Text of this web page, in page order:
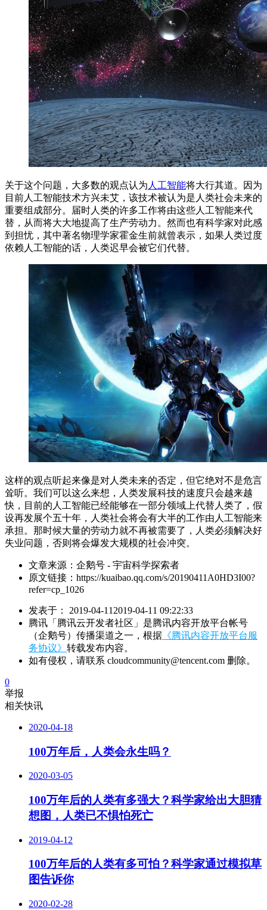
关于这个问题，大多数的观点认为 人工智能将大行其道。因为
目前人工智能技术方兴未艾，该技术被认为是人类社会未来的
重要组成部分。届时人类的许多工作将由这些人工智能来代
替，从而将大大地提高了生产劳动力。然而也有科学家对此感
到担忧，其中著名物理学家霍金生前就曾表示，如果人类过度
依赖人工智能的话，人类迟早会被它们代替。
这样的观点听起来像是对人类未来的否定，但它绝对不是危言
耸听。我们可以这么来想，人类发展科技的速度只会越来越
快，目前的人工智能已经能够在一部分领域上代替人类了，假
设再发展个五十年，人类社会将会有大半的工作由人工智能来
承担。那时候大量的劳动力就不再被需要了，人类必须解决好
失业问题，否则将会爆发大规模的社会冲突。
文章来源： 企鹅号 - 宇宙科学探索者
原文链接： https://kuaibao.qq.com/s/20190411A0HD3I00?
refer=cp_1026
发表于： 2019-04-11 2019-04-11 09:22:33
腾讯「腾讯云开发者社区」是腾讯内容开放平台帐号
（企鹅号）传播渠道之一，根据 《腾讯内容开放平台服
务协议》 转载发布内容。
如有侵权，请联系 cloudcommunity@tencent.com 删除。
0
举报
相关快讯
2020-04-18
100万年后，人类会永生吗？
2020-03-05
100万年后的人类有多强大？科学家给出大胆猜
想图，人类已不惧怕死亡
2019-04-12
100万年后的人类有多可怕？科学家通过模拟草
图告诉你
2020-02-28